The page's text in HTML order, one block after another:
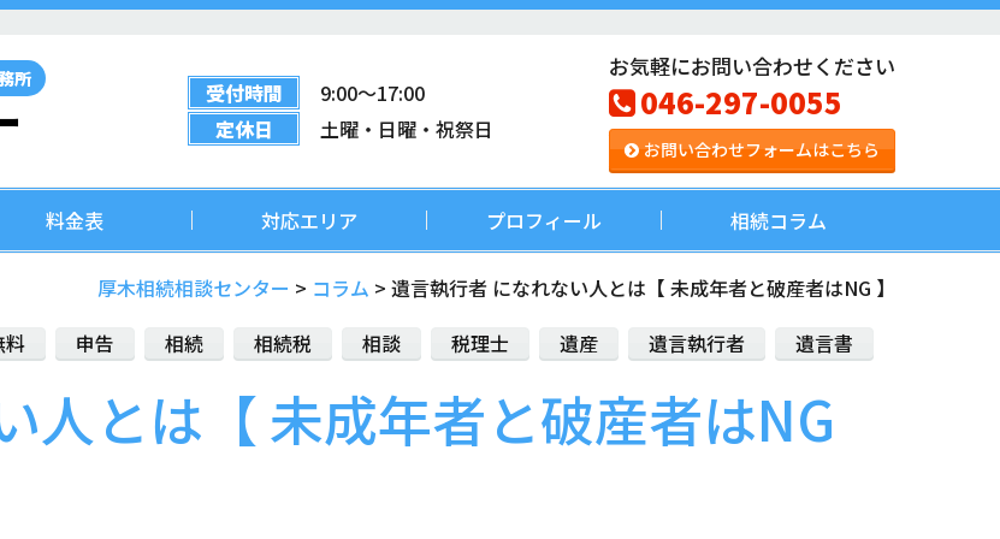
所 受付時間
9:00〜17:00
定休日
土曜・日曜・祝祭日
お気軽にお問い合わせください
046-297-0055
お問い合わせフォームはこちら
料金表 対応エリア プロフィール 相続コラム
厚木相続相談センター > コラム > 遺言執行者 になれない人とは【 未成年者と破産者はNG 】
料 申告 相続 相続税 相談 税理士 遺産 遺言執行者 遺言書
人とは【 未成年者と破産者はNG